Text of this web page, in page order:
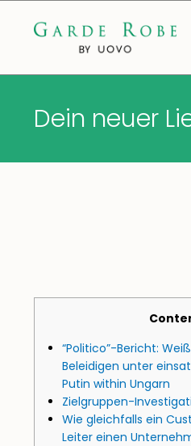
Dein neuer
“Politico”-Bericht:
Beleidigen unter
Putin within Ungarn
Zielgruppen-
Wie gleichfalls ein
Leiter einen